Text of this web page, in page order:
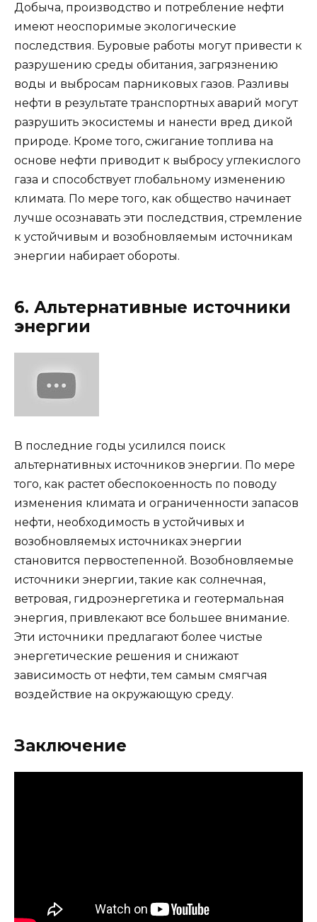
Добыча, производство и потребление нефти
имеют неоспоримые экологические
последствия. Буровые работы могут привести к
разрушению среды обитания, загрязнению
воды и выбросам парниковых газов. Разливы
нефти в результате транспортных аварий могут
разрушить экосистемы и нанести вред дикой
природе. Кроме того, сжигание топлива на
основе нефти приводит к выбросу углекислого
газа и способствует глобальному изменению
климата. По мере того, как общество начинает
лучше осознавать эти последствия, стремление
к устойчивым и возобновляемым источникам
энергии набирает обороты.
6. Альтернативные источники
энергии
В последние годы усилился поиск
альтернативных источников энергии. По мере
того, как растет обеспокоенность по поводу
изменения климата и ограниченности запасов
нефти, необходимость в устойчивых и
возобновляемых источниках энергии
становится первостепенной. Возобновляемые
источники энергии, такие как солнечная,
ветровая, гидроэнергетика и геотермальная
энергия, привлекают все большее внимание.
Эти источники предлагают более чистые
энергетические решения и снижают
зависимость от нефти, тем самым смягчая
воздействие на окружающую среду.
Заключение